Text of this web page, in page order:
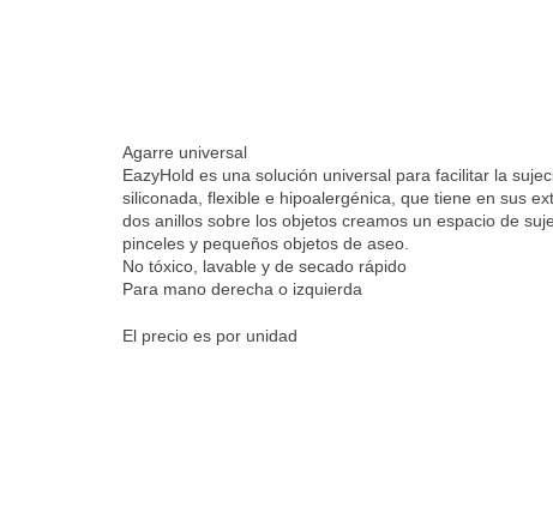
Agarre universal
EazyHold es una solución universal para facilitar la
siliconada, flexible e hipoalergénica, que tiene en sus
dos anillos sobre los objetos creamos un espacio de
pinceles y pequeños objetos de aseo.
No tóxico, lavable y de secado rápido
Para mano derecha o izquierda
El precio es por unidad